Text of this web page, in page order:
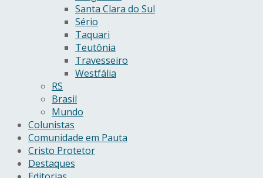
Santa Clara do Sul
Sério
Taquari
Teutônia
Travesseiro
Westfália
RS
Brasil
Mundo
Colunistas
Comunidade em Pauta
Cristo Protetor
Destaques